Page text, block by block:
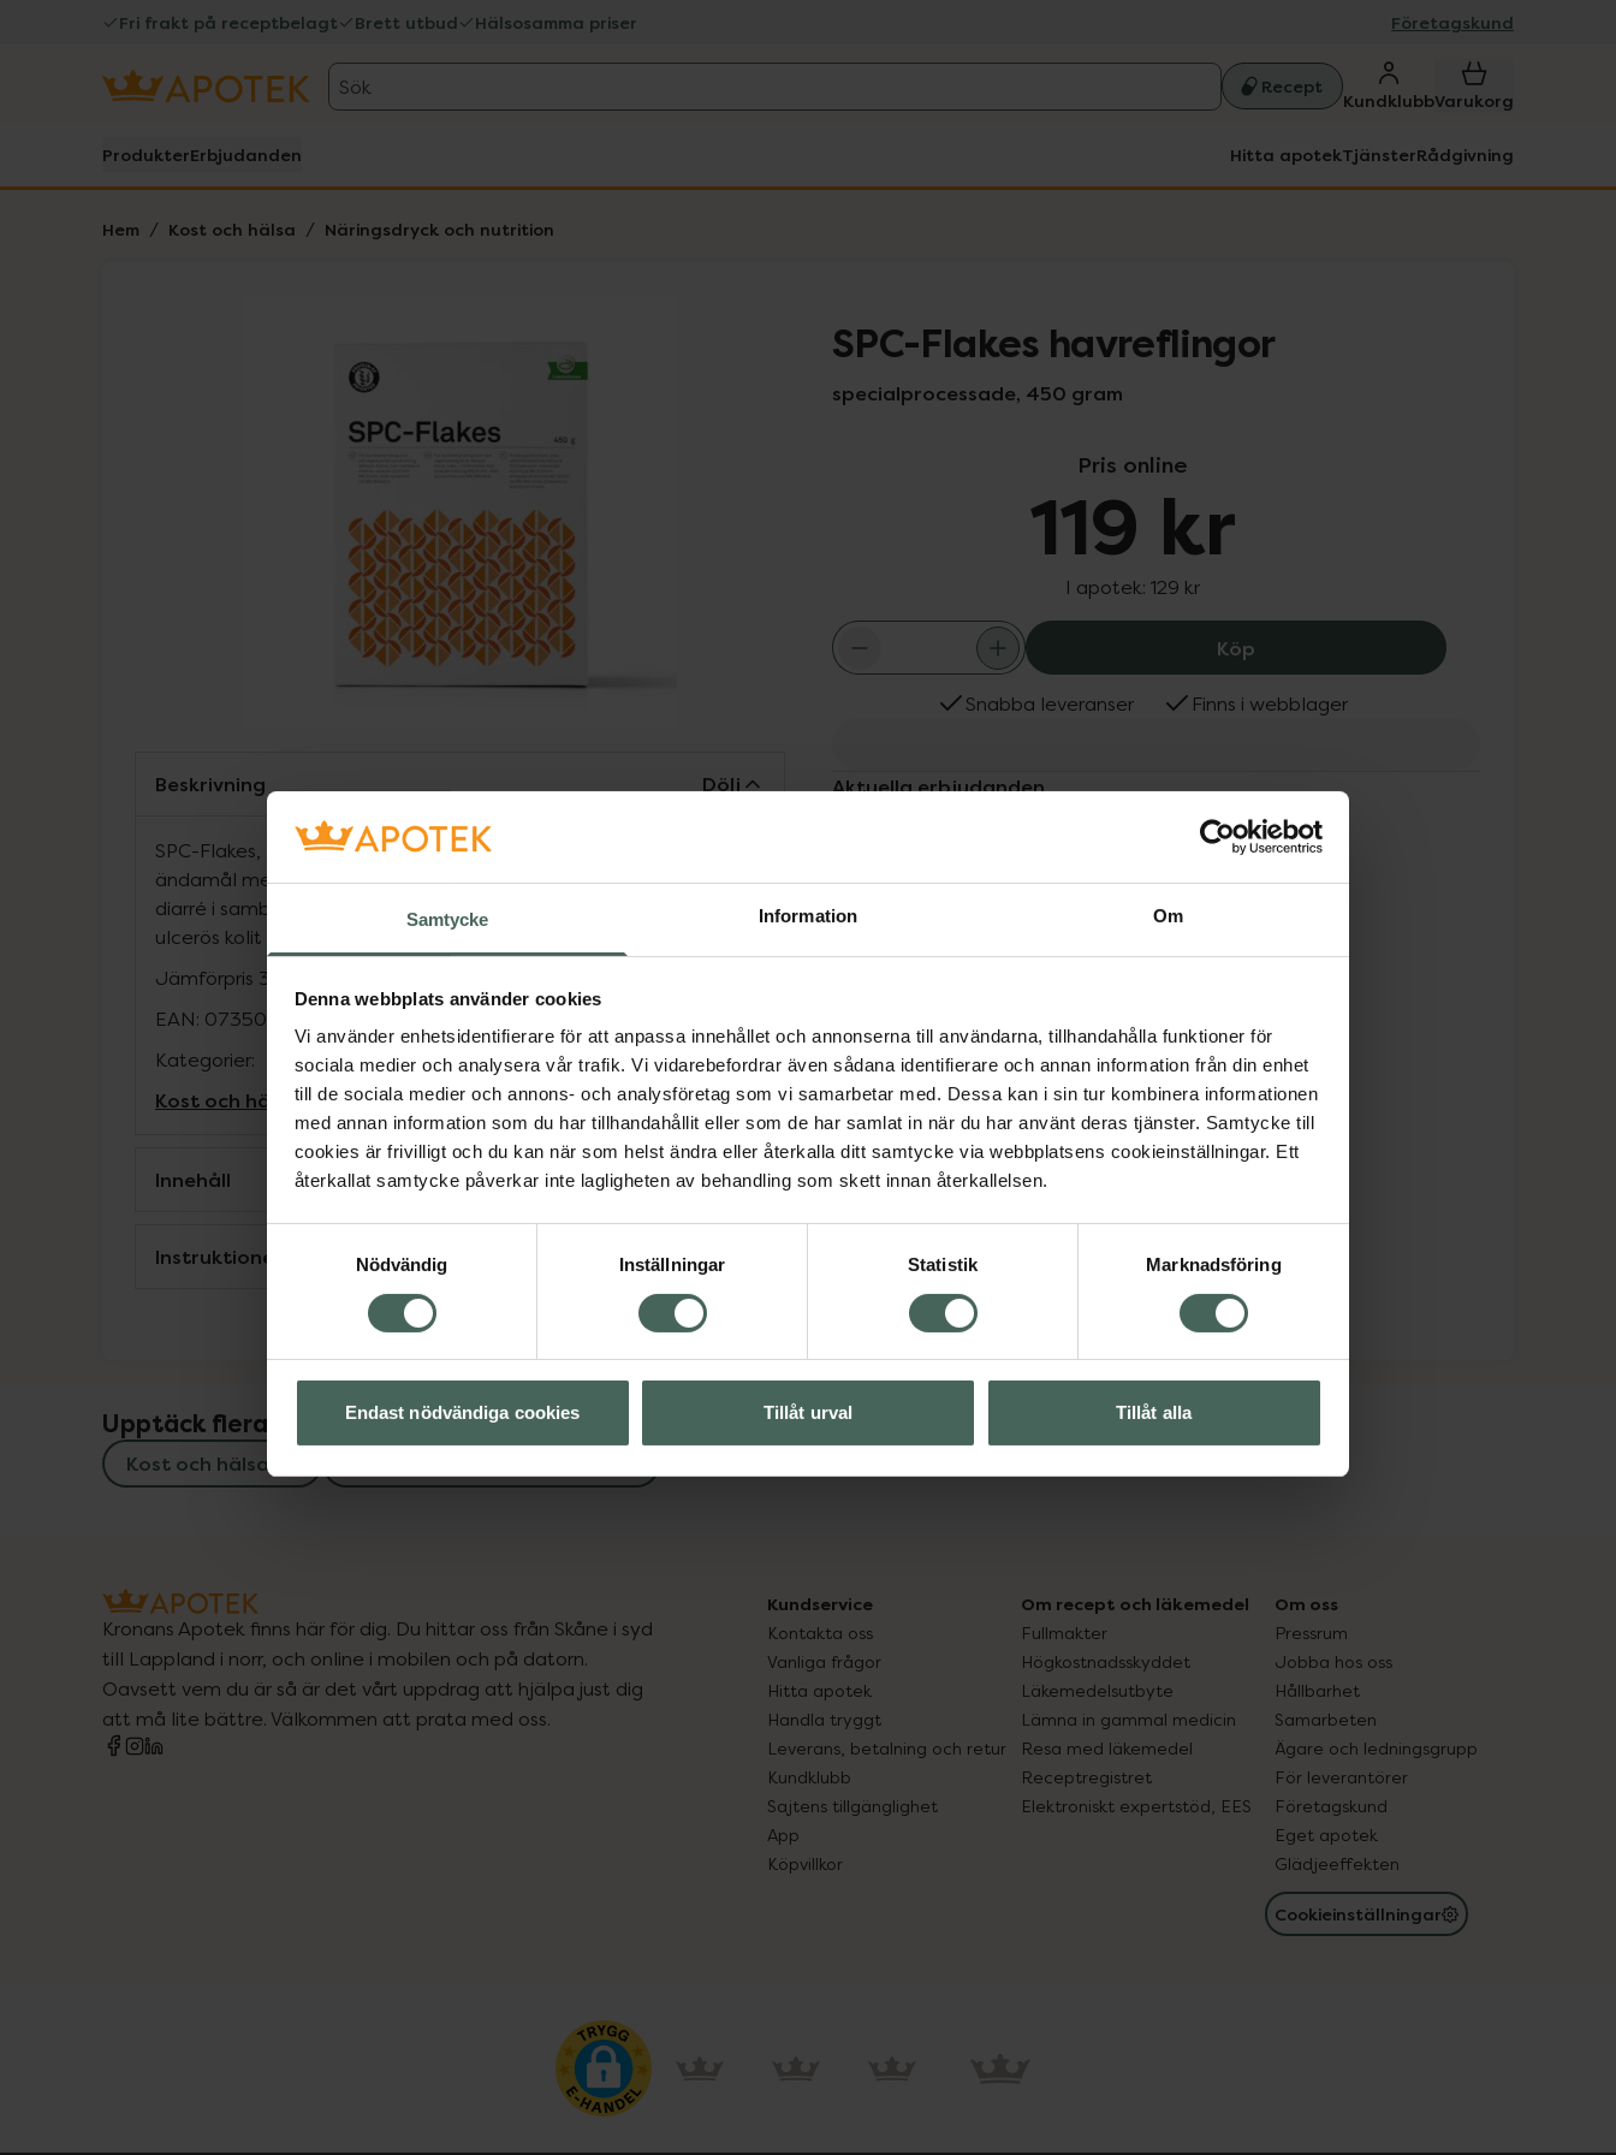
Samtycke Information Om
Denna webbplats använder cookies
Vi använder enhetsidentifierare för att anpassa innehållet och annonserna till användarna, tillhandahålla funktioner för
sociala medier och analysera vår trafik. Vi vidarebefordrar även sådana identifierare och annan information från din enhet
till de sociala medier och annons- och analysföretag som vi samarbetar med. Dessa kan i sin tur kombinera informationen
med annan information som du har tillhandahållit eller som de har samlat in när du har använt deras tjänster. Samtycke till
cookies är frivilligt och du kan när som helst ändra eller återkalla ditt samtycke via webbplatsens cookieinställningar. Ett
återkallat samtycke påverkar inte lagligheten av behandling som skett innan återkallelsen.
Nödvändig
Inställningar Statistik Marknadsföring
Endast nödvändiga cookies Tillåt urval Tillåt alla
Fri frakt på receptbelagt Brett utbud Hälsosamma priser Företagskund
Sök Recept
KundklubbVarukorg
ProdukterErbjudanden Hitta apotekTjänsterRådgivning
Hem Kost och hälsa Näringsdryck och nutrition
SPC-Flakes havreflingor
specialprocessade, 450 gram
Pris online
119 kr
I apotek: 129 kr
Köp SPC-Flakes havreflingor, 119 kr.
Snabba leveranser Finns i webblager
Aktuella erbjudanden
Beskrivning Dölj
SPC-Flakes, 450g, är ett livsmedel för speciella medicinska
ändamål med antisekretoriska effekter för kostbehandling av
diarré i samband med inflammatoriska tarmsjukdomar (IBD) såsom
ulcerös kolit och Mb Crohn, eller symptom av Mb Ménière (yrsel).
Jämförpris 331,12 kr
EAN: 07350007011039
Kategorier:
Kost och hälsaNäringsdryck och nutrition
Innehåll Visa
Instruktioner Visa
Upptäck flera produkter inom
Kost och hälsa
Kronans Apotek finns här för dig. Du hittar oss från Skåne i syd
till Lappland i norr, och online i mobilen och på datorn.
Oavsett vem du är så är det vårt uppdrag att hjälpa just dig
att må lite bättre. Välkommen att prata med oss.
Kundservice
Kontakta oss
Vanliga frågor
Hitta apotek
Handla tryggt
Leverans, betalning och retur
Kundklubb
Sajtens tillgänglighet
App
Köpvillkor
Om recept och läkemedel
Fullmakter
Högkostnadsskyddet
Läkemedelsutbyte
Lämna in gammal medicin
Resa med läkemedel
Receptregistret
Elektroniskt expertstöd, EES
Om oss
Pressrum
Jobba hos oss
Hållbarhet
Samarbeten
Ägare och ledningsgrupp
För leverantörer
Företagskund
Eget apotek
Glädjeeffekten
Cookieinställningar